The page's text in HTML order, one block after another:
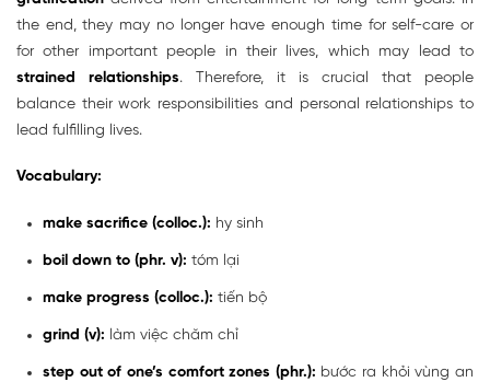
the end, they may no longer have enough time for self-care or
for other important people in their lives, which may lead to
strained relationships. Therefore, it is crucial that people
balance their work responsibilities and personal relationships to
lead fulfilling lives.
Vocabulary:
make sacrifice (colloc.): hy sinh
boil down to (phr. v): tóm lại
make progress (colloc.): tiến bộ
grind (v): làm việc chăm chỉ
step out of one’s comfort zones (phr.): bước ra khỏi vùng an